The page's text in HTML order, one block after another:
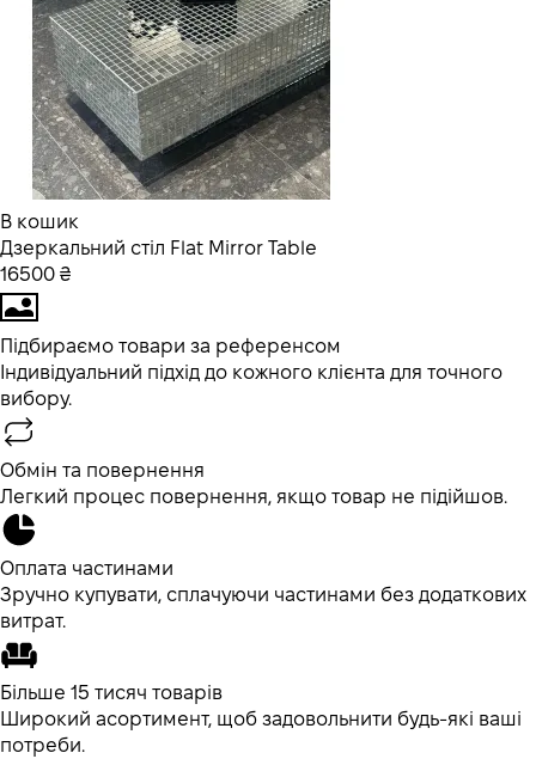
В кошик
Дзеркальний стіл Flat Mirror Table
16500 ₴
Підбираємо товари за референсом
Індивідуальний підхід до кожного клієнта для точного
вибору.
Обмін та повернення
Легкий процес повернення, якщо товар не підійшов.
Оплата частинами
Зручно купувати, сплачуючи частинами без додаткових
витрат.
Більше 15 тисяч товарів
Широкий асортимент, щоб задовольнити будь-які ваші
потреби.